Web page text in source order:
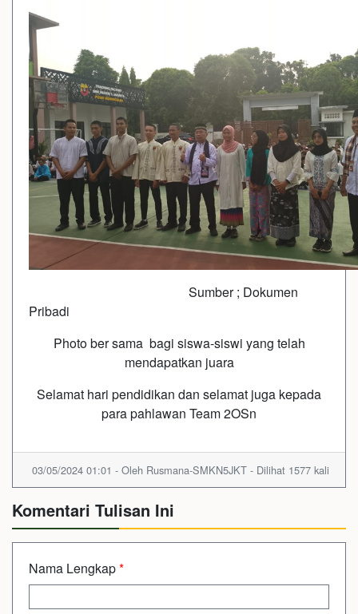
Sumber ; Dokumen
Pribadi
Photo ber sama bagi siswa-siswi yang telah
mendapatkan juara
Selamat hari pendidikan dan selamat juga kepada
para pahlawan Team 2OSn
03/05/2024 01:01 - Oleh Rusmana-SMKN5JKT - Dilihat 1577 kali
Komentari Tulisan Ini
Nama Lengkap*